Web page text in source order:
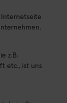
z.B.
etc., ist uns